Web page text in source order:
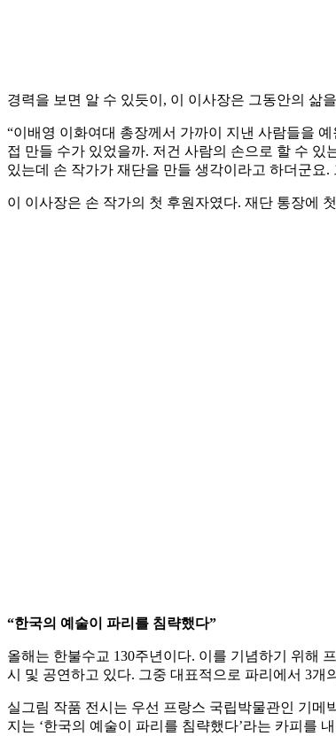
경력을 보면 알 수 있듯이, 이 이사장은 그동안의 삶
“이배영 이화여대 총장께서 가까이 지낸 사람들을
접 만들 수가 있었을까. 저건 사람의 손으로 할 수 있
있는데 손 작가가 재단을 만들 생각이라고 하더군요
이 이사장은 손 작가의 첫 후원자였다. 재단 통장에
“한국의 예술이 파리를 침략했다”
올해는 한불수교 130주년이다. 이를 기념하기 위해
시 및 공연하고 있다. 그중 대표적으로 파리에서 3
실그림 작품 전시는 우선 프랑스 국립박물관인 기메
지는 ‘한국의 예술이 파리를 침략했다’라는 카피를